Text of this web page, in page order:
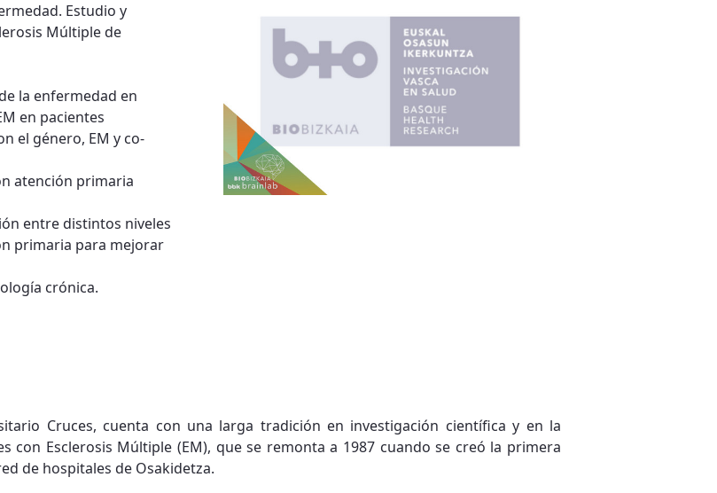
Estudio y
Múltiple de
la enfermedad en
en pacientes
el género, EM y co-
atención primaria
entre distintos niveles
primaria para mejorar
crónica.
Cruces, cuenta con una larga tradición en investigación científica y en la
con Esclerosis Múltiple (EM), que se remonta a 1987 cuando se creó la primera
de hospitales de Osakidetza.